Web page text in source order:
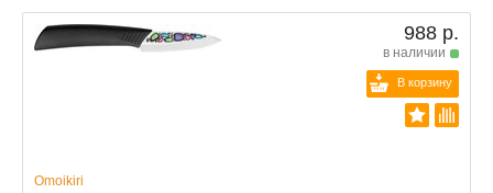
988 р.
в наличии
В корзину
Omoikiri